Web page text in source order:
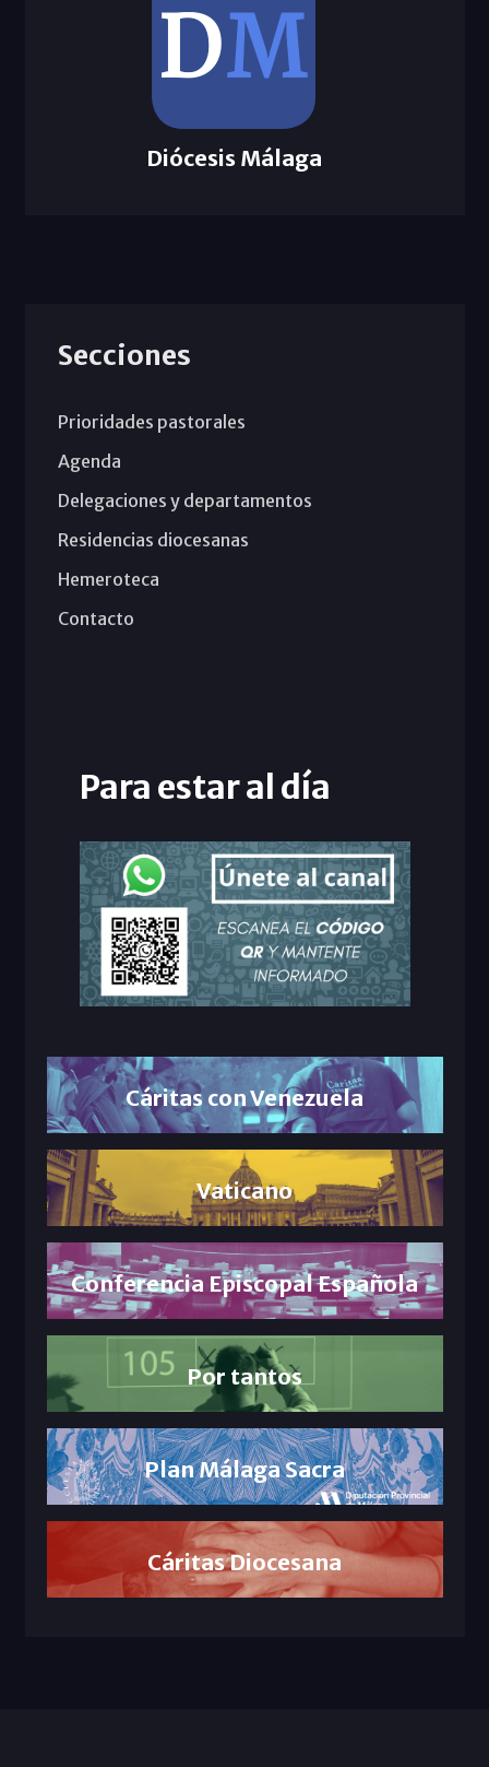
Diócesis Málaga
Secciones
Prioridades pastorales
Agenda
Delegaciones y departamentos
Residencias diocesanas
Hemeroteca
Contacto
Para estar al día
Cáritas con Venezuela
Vaticano
Conferencia Episcopal Española
Por tantos
Plan Málaga Sacra
Cáritas Diocesana